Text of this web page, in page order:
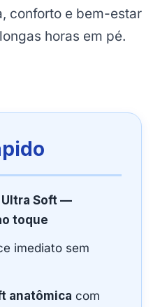
conforto e bem-estar
horas em pé.
Ultra Soft —
toque
imediato sem
anatômica com